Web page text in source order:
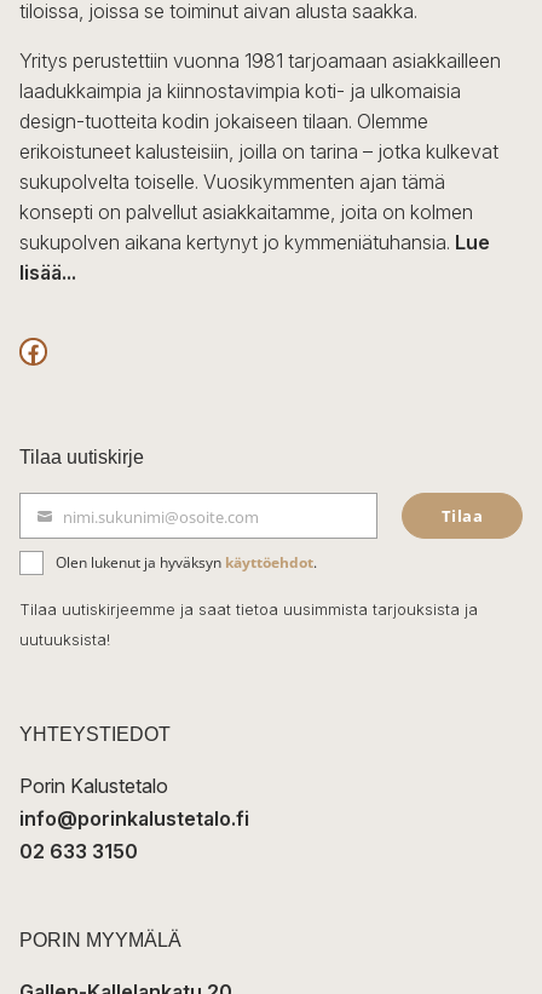
tiloissa, joissa se toiminut aivan alusta saakka.
Yritys perustettiin vuonna 1981 tarjoamaan asiakkailleen
laadukkaimpia ja kiinnostavimpia koti- ja ulkomaisia
design-tuotteita kodin jokaiseen tilaan. Olemme
erikoistuneet kalusteisiin, joilla on tarina – jotka kulkevat
sukupolvelta toiselle. Vuosikymmenten ajan tämä
konsepti on palvellut asiakkaitamme, joita on kolmen
sukupolven aikana kertynyt jo kymmeniätuhansia. Lue
lisää...
F
c
e
b
o
o
k
Tilaa uutiskirje
ä
h
k
t
nimi.sukunimi@osoite.com Tilaa
Olen lukenut ja hyväksyn käyttöehdot.
Tilaa uutiskirjeemme ja saat tietoa uusimmista tarjouksista ja
uutuuksista!
YHTEYSTIEDOT
Porin Kalustetalo
info@porinkalustetalo.fi
02 633 3150
PORIN MYYMÄLÄ